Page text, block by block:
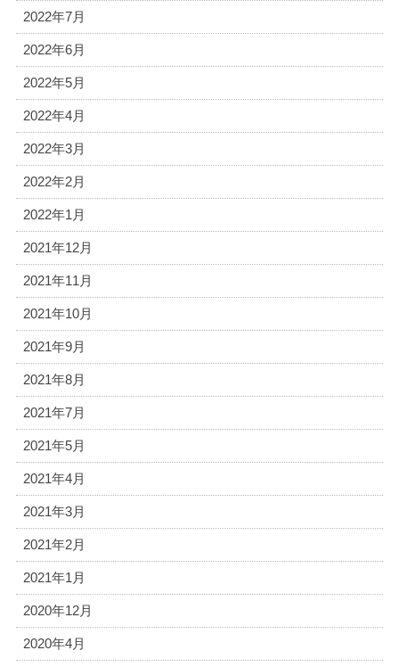
2022年7月
2022年6月
2022年5月
2022年4月
2022年3月
2022年2月
2022年1月
2021年12月
2021年11月
2021年10月
2021年9月
2021年8月
2021年7月
2021年5月
2021年4月
2021年3月
2021年2月
2021年1月
2020年12月
2020年4月